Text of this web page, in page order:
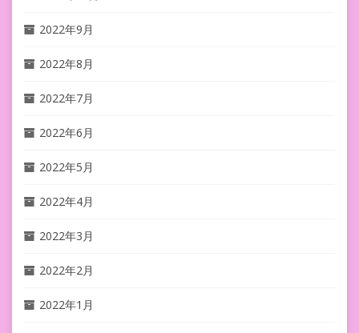
2022年9月
2022年8月
2022年7月
2022年6月
2022年5月
2022年4月
2022年3月
2022年2月
2022年1月